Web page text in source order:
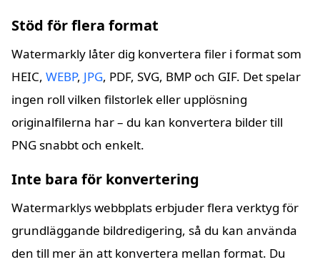
Stöd för flera format
Watermarkly låter dig konvertera filer i format som
HEIC, WEBP, JPG, PDF, SVG, BMP och GIF. Det spelar
ingen roll vilken filstorlek eller upplösning
originalfilerna har – du kan konvertera bilder till
PNG snabbt och enkelt.
Inte bara för konvertering
Watermarklys webbplats erbjuder flera verktyg för
grundläggande bildredigering, så du kan använda
den till mer än att konvertera mellan format. Du